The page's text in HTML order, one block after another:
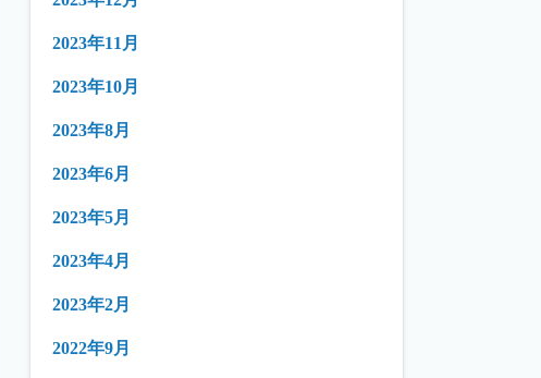
2023年11月
2023年10月
2023年8月
2023年6月
2023年5月
2023年4月
2023年2月
2022年9月